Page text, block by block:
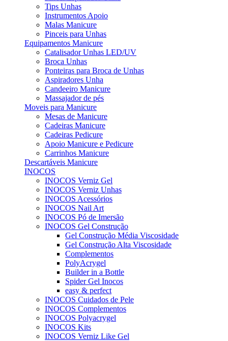
Tips Unhas
Instrumentos Apoio
Malas Manicure
Pinceis para Unhas
Equipamentos Manicure
Catalisador Unhas LED/UV
Broca Unhas
Ponteiras para Broca de Unhas
Aspiradores Unha
Candeeiro Manicure
Massajador de pés
Moveis para Manicure
Mesas de Manicure
Cadeiras Manicure
Cadeiras Pedicure
Apoio Manicure e Pedicure
Carrinhos Manicure
Descartáveis Manicure
INOCOS
INOCOS Verniz Gel
INOCOS Verniz Unhas
INOCOS Acessórios
INOCOS Nail Art
INOCOS Pó de Imersão
INOCOS Gel Construção
Gel Construção Média Viscosidade
Gel Construção Alta Viscosidade
Complementos
PolyAcrygel
Builder in a Bottle
Spider Gel Inocos
easy & perfect
INOCOS Cuidados de Pele
INOCOS Complementos
INOCOS Polyacrygel
INOCOS Kits
INOCOS Verniz Like Gel